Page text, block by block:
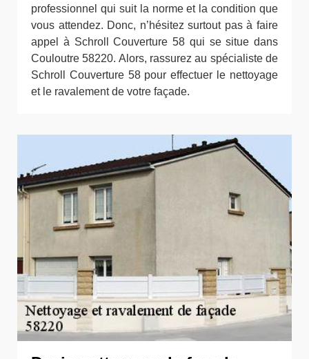
professionnel qui suit la norme et la condition que
vous attendez. Donc, n’hésitez surtout pas à faire
appel à Schroll Couverture 58 qui se situe dans
Couloutre 58220. Alors, rassurez au spécialiste de
Schroll Couverture 58 pour effectuer le nettoyage
et le ravalement de votre façade.